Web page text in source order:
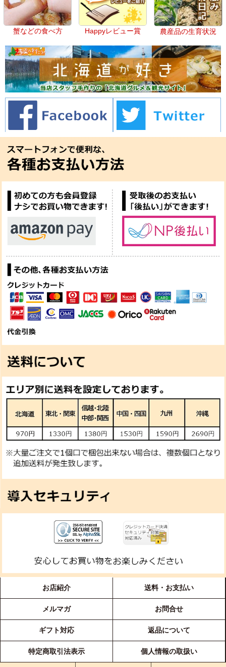
蟹などの食べ方 Happyレビュー賞 農産品の生育状況
お店紹介 送料・お支払い
メルマガ お問合せ
ギフト対応 返品について
特定商取引法表示 個人情報の取扱い